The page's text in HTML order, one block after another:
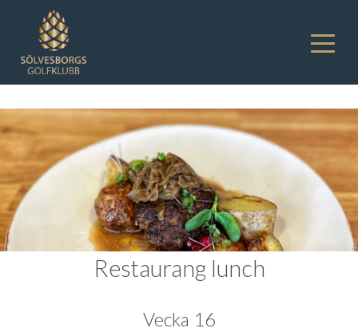
Restaurang lunch
Vecka 16